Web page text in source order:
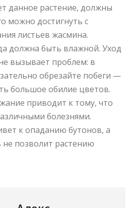
данное растение, должны
можно достигнуть с
листьев жасмина.
должна быть влажной. Уход
вызывает проблем: в
обрезайте побеги —
большое обилие цветов.
приводит к тому, что
болезнями.
к опаданию бутонов, а
не позволит растению